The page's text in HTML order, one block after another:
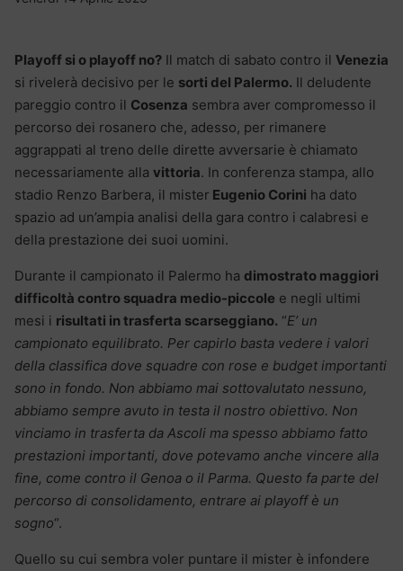
Playoff si o playoff no? Il match di sabato contro il Venezia
si rivelerà decisivo per le sorti del Palermo. Il deludente
pareggio contro il Cosenza sembra aver compromesso il
percorso dei rosanero che, adesso, per rimanere
aggrappati al treno delle dirette avversarie è chiamato
necessariamente alla vittoria. In conferenza stampa, allo
stadio Renzo Barbera, il mister Eugenio Corini ha dato
spazio ad un’ampia analisi della gara contro i calabresi e
della prestazione dei suoi uomini.
Durante il campionato il Palermo ha dimostrato maggiori
difficoltà contro squadra medio-piccole e negli ultimi
mesi i risultati in trasferta scarseggiano. “E’ un
campionato equilibrato. Per capirlo basta vedere i valori
della classifica dove squadre con rose e budget importanti
sono in fondo. Non abbiamo mai sottovalutato nessuno,
abbiamo sempre avuto in testa il nostro obiettivo. Non
vinciamo in trasferta da Ascoli ma spesso abbiamo fatto
prestazioni importanti, dove potevamo anche vincere alla
fine, come contro il Genoa o il Parma. Questo fa parte del
percorso di consolidamento, entrare ai playoff è un
sogno“.
Quello su cui sembra voler puntare il mister è infondere